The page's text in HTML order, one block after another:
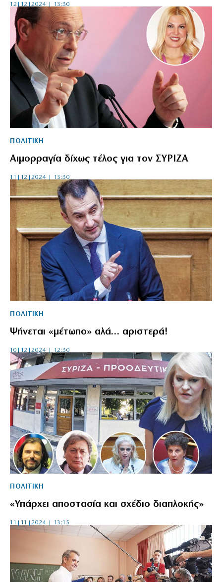
12|12|2024 | 13:30
ΠΟΛΙΤΙΚΗ
Αιμορραγία δίχως τέλος για τον ΣΥΡΙΖΑ
11|12|2024 | 13:30
ΠΟΛΙΤΙΚΗ
Ψήνεται «μέτωπο» αλά… αριστερά!
10|12|2024 | 12:30
ΠΟΛΙΤΙΚΗ
«Υπάρχει αποστασία και σχέδιο διαπλοκής»
11|11|2024 | 13:15